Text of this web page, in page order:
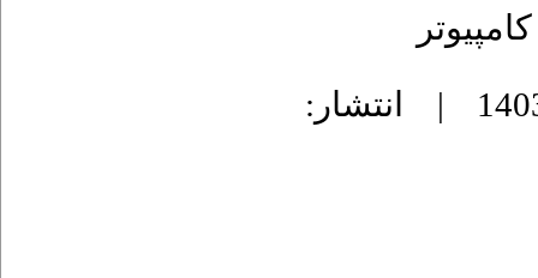
دریافت: 1403/11/12 | پذیرش: 1403/12/12 | انتشار: